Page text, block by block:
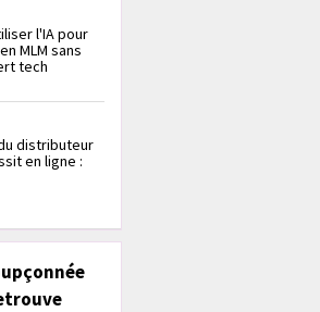
l'IA pour
MLM sans
tech
distributeur
en ligne :